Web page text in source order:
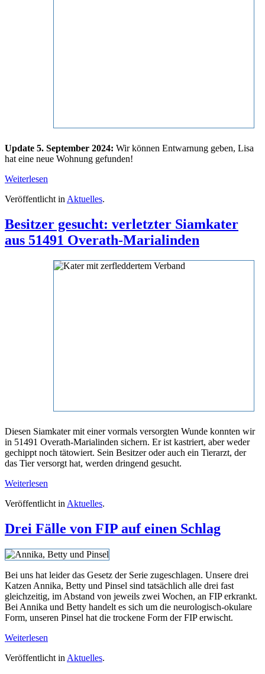
Update 5. September 2024: Wir können Entwarnung geben, Lisa
hat eine neue Wohnung gefunden!
Weiterlesen
Veröffentlicht in Aktuelles.
Besitzer gesucht: verletzter Siamkater
aus 51491 Overath-Marialinden
Diesen Siamkater mit einer vormals versorgten Wunde konnten wir
in 51491 Overath-Marialinden sichern. Er ist kastriert, aber weder
gechippt noch tätowiert. Sein Besitzer oder auch ein Tierarzt, der
das Tier versorgt hat, werden dringend gesucht.
Weiterlesen
Veröffentlicht in Aktuelles.
Drei Fälle von FIP auf einen Schlag
Bei uns hat leider das Gesetz der Serie zugeschlagen. Unsere drei
Katzen Annika, Betty und Pinsel sind tatsächlich alle drei fast
gleichzeitig, im Abstand von jeweils zwei Wochen, an FIP erkrankt.
Bei Annika und Betty handelt es sich um die neurologisch-okulare
Form, unseren Pinsel hat die trockene Form der FIP erwischt.
Weiterlesen
Veröffentlicht in Aktuelles.